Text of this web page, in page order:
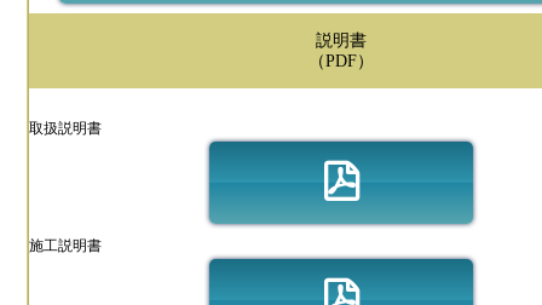
説明書
（PDF）
取扱説明書
施工説明書